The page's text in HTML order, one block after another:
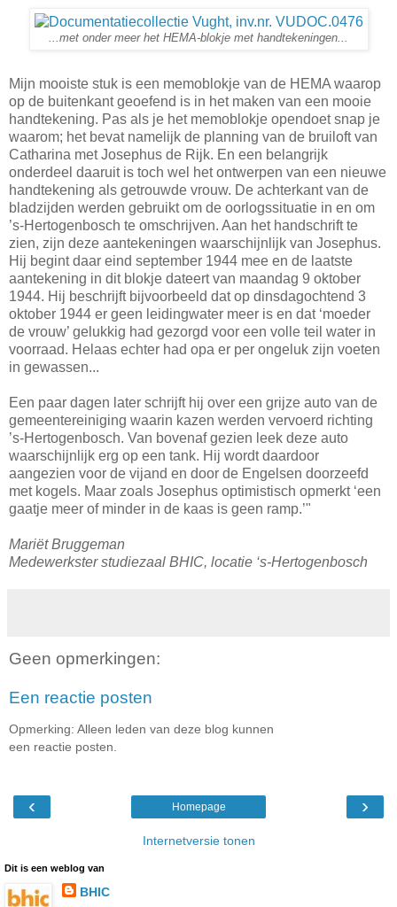
...met onder meer het HEMA-blokje met handtekeningen...
Mijn mooiste stuk is een memoblokje van de HEMA waarop
op de buitenkant geoefend is in het maken van een mooie
handtekening. Pas als je het memoblokje opendoet snap je
waarom; het bevat namelijk de planning van de bruiloft van
Catharina met Josephus de Rijk. En een belangrijk
onderdeel daaruit is toch wel het ontwerpen van een nieuwe
handtekening als getrouwde vrouw. De achterkant van de
bladzijden werden gebruikt om de oorlogssituatie in en om
’s-Hertogenbosch te omschrijven. Aan het handschrift te
zien, zijn deze aantekeningen waarschijnlijk van Josephus.
Hij begint daar eind september 1944 mee en de laatste
aantekening in dit blokje dateert van maandag 9 oktober
1944. Hij beschrijft bijvoorbeeld dat op dinsdagochtend 3
oktober 1944 er geen leidingwater meer is en dat ‘moeder
de vrouw’ gelukkig had gezorgd voor een volle teil water in
voorraad. Helaas echter had opa er per ongeluk zijn voeten
in gewassen...
Een paar dagen later schrijft hij over een grijze auto van de
gemeentereiniging waarin kazen werden vervoerd richting
’s-Hertogenbosch. Van bovenaf gezien leek deze auto
waarschijnlijk erg op een tank. Hij wordt daardoor
aangezien voor de vijand en door de Engelsen doorzeefd
met kogels. Maar zoals Josephus optimistisch opmerkt ‘een
gaatje meer of minder in de kaas is geen ramp.’"
Mariët Bruggeman
Medewerkster studiezaal BHIC, locatie ‘s-Hertogenbosch
Geen opmerkingen:
Een reactie posten
Opmerking: Alleen leden van deze blog kunnen
een reactie posten.
‹ ›
Homepage
Internetversie tonen
Dit is een weblog van
BHIC